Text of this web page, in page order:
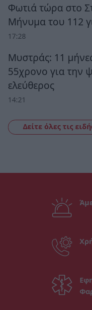
Φωτιά τώρα στο
Μήνυμα του 112
17:28
Μυστράς: 11
55χρονο για την
ελεύθερος
14:21
Δείτε όλες τις